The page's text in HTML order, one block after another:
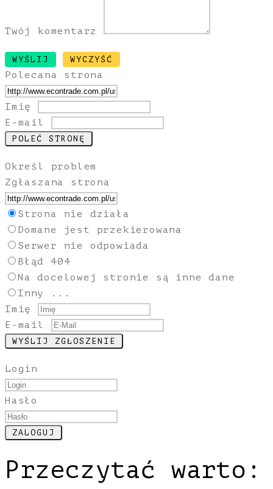
Twój komentarz
Polecana strona
Imię
E-mail
Określ problem
Zgłaszana strona
Strona nie działa
Domane jest przekierowana
Serwer nie odpowiada
Błąd 404
Na docelowej stronie są inne dane
Inny ...
Imię
E-mail
Login
Hasło
Przeczytać warto: